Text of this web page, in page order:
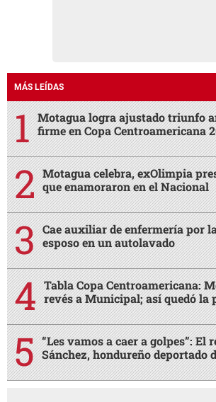
MÁS LEÍDAS
Motagua logra ajustado triunfo
firme en Copa Centroamericana
Motagua celebra, exOlimpia
que enamoraron en el Nacional
Cae auxiliar de enfermería por
esposo en un autolavado
Tabla Copa Centroamericana:
revés a Municipal; así quedó la
“Les vamos a caer a golpes”: El
Sánchez, hondureño deportado